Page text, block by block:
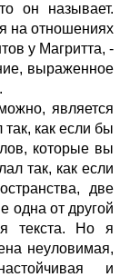
он называет.
на отношениях
у Магритта, -
выраженное
является
как если бы
которые вы
так, как если
две
одна от другой
текста. Но я
неуловимая,
и